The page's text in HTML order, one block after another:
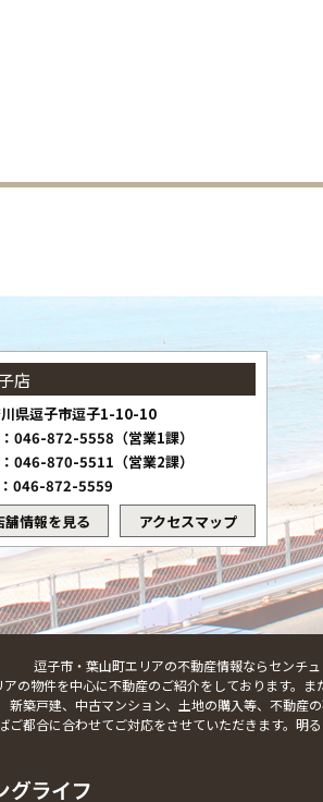
店
県逗子市逗子1-10-10
046-872-5558（営業1課）
046-870-5511（営業2課）
046-872-5559
舗情報を見る
アクセスマップ
逗子市・葉山町エリアの不動産情報ならセンチ
の物件を中心に不動産のご紹介をしております。
新築戸建、中古マンション、土地の購入等、不動産
ご都合に合わせてご対応をさせていただきます。明